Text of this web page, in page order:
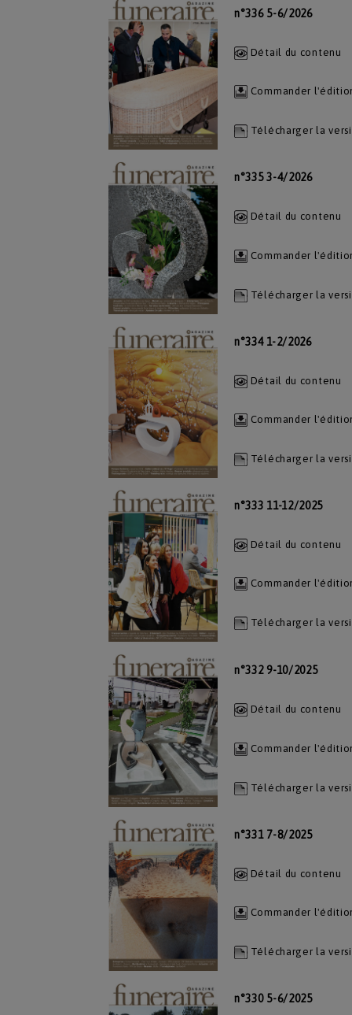
n°336 5-6/2026
Détail du contenu
Commander
Télécharger la
n°335 3-4/2026
Détail du contenu
Commander
Télécharger la
n°334 1-2/2026
Détail du contenu
Commander
Télécharger la
n°333 11-12/2025
Détail du contenu
Commander
Télécharger la
n°332 9-10/2025
Détail du contenu
Commander
Télécharger la
n°331 7-8/2025
Détail du contenu
Commander
Télécharger la
n°330 5-6/2025